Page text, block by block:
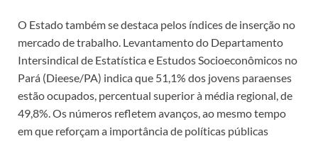
O Estado também se destaca pelos índices de inserção no
mercado de trabalho. Levantamento do Departamento
Intersindical de Estatística e Estudos Socioeconômicos no
Pará (Dieese/PA) indica que 51,1% dos jovens paraenses
estão ocupados, percentual superior à média regional, de
49,8%. Os números refletem avanços, ao mesmo tempo
em que reforçam a importância de políticas públicas